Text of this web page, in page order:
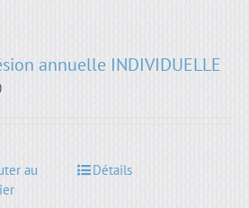
annuelle INDIVIDUELLE
au
Détails